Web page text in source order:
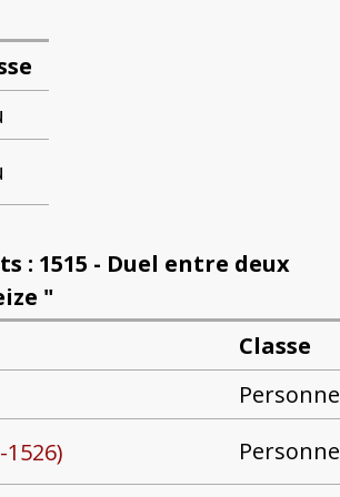
: 1515 - Duel entre deux
"
Classe
Personne
Personne